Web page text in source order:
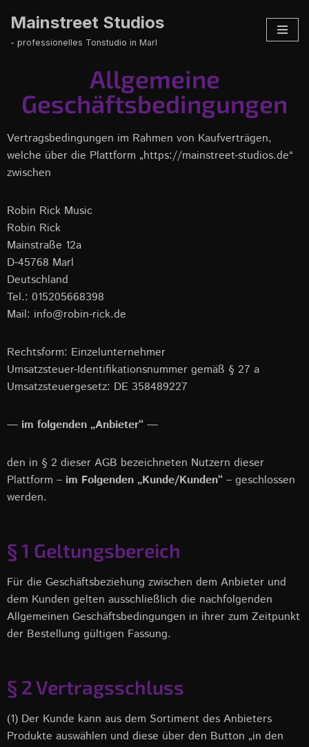
Zum
Mainstreet Studios
- professionelles Tonstudio in Marl
Allgemeine
Geschäftsbedingungen
Vertragsbedingungen im Rahmen von Kaufverträgen,
welche über die Plattform „https://mainstreet-studios.de“
zwischen
Robin Rick Music
Robin Rick
Mainstraße 12a
D-45768 Marl
Deutschland
Tel.: 015205668398
Mail: info@robin-rick.de
Rechtsform: Einzelunternehmer
Umsatzsteuer-Identifikationsnummer gemäß § 27 a
Umsatzsteuergesetz: DE 358489227
— im folgenden „Anbieter“ —
den in § 2 dieser AGB bezeichneten Nutzern dieser
Plattform – im Folgenden „Kunde/Kunden“ – geschlossen
werden.
§ 1 Geltungsbereich
Für die Geschäftsbeziehung zwischen dem Anbieter und
dem Kunden gelten ausschließlich die nachfolgenden
Allgemeinen Geschäftsbedingungen in ihrer zum Zeitpunkt
der Bestellung gültigen Fassung.
§ 2 Vertragsschluss
(1) Der Kunde kann aus dem Sortiment des Anbieters
Produkte auswählen und diese über den Button „in den